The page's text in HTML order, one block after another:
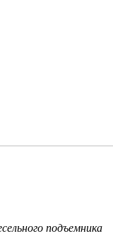
подъемника